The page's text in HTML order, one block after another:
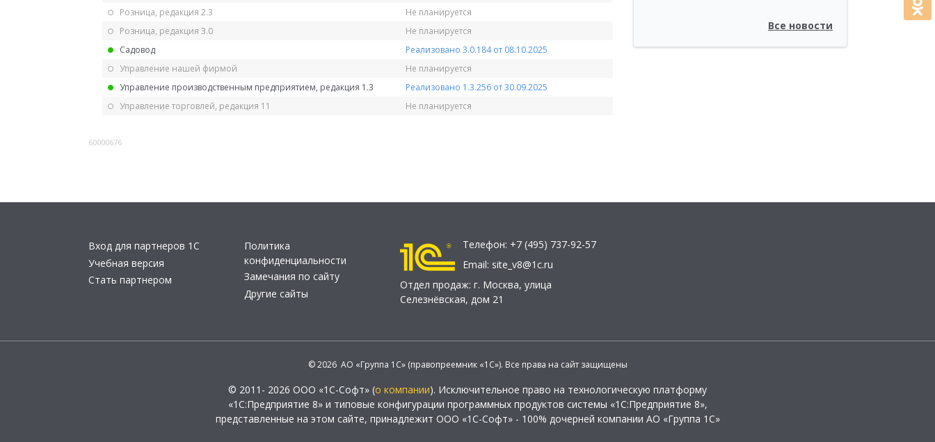
Розница, редакция 2.3
Не планируется
Розница, редакция 3.0
Не планируется
Садовод
Реализовано 3.0.184 от 08.10.2025
Управление нашей фирмой
Не планируется
Управление производственным предприятием, редакция 1.3
Реализовано 1.3.256 от 30.09.2025
Управление торговлей, редакция 11
Не планируется
60000676
Все новости
Вход для партнеров 1С
Учебная версия
Стать партнером
Политика
конфиденциальности
Замечания по сайту
Другие сайты
Телефон: +7 (495) 737-92-57
Email: site_v8@1c.ru
Отдел продаж: г. Москва, улица
Селезнёвская, дом 21
© 2026 АО «Группа 1С» (правопреемник «1С»). Все права на сайт защищены
© 2011- 2026 ООО «1С-Софт» (о компании). Исключительное право на технологическую платформу
«1С:Предприятие 8» и типовые конфигурации программных продуктов системы «1С:Предприятие 8»,
представленные на этом сайте, принадлежит ООО «1С-Софт» - 100% дочерней компании АО «Группа 1С»